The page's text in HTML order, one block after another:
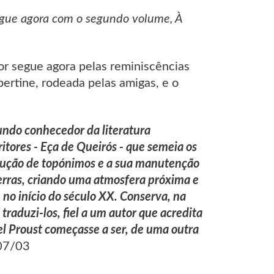
agora com o segundo volume, À
segue agora pelas reminiscências
rodeada pelas amigas, e o
conhecedor da literatura
- Eça de Queirós - que semeia os
de topónimos e a sua manutenção
criando uma atmosfera próxima e
início do século XX. Conserva, na
traduzi-los, fiel a um autor que acredita
Proust começasse a ser, de uma outra
03